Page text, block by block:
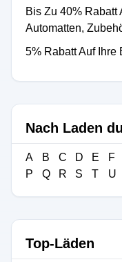
Bis Zu 40% Rabatt
Automatten,
5% Rabatt Auf Ihre
Nach Laden
A B C D E F
P
Q R S T U
Top-Läden